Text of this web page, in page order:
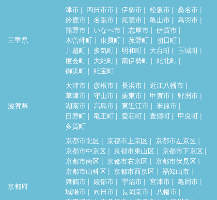
三重県
津市 四日市市 伊勢市 松阪市
桑名市
鈴鹿市
名張市 尾鷲市 亀山市
鳥羽市
熊野市
いなべ市 志摩市
伊賀市
木曽岬町
東員町 菰野町
朝日町
川越町
多気町 明和町 大台町
玉城町
度会町
大紀町 南伊勢町
紀北町
御浜町
紀宝町
滋賀県
大津市 彦根市 長浜市
近江八幡市
草津市
守山市 栗東市 甲賀市
野洲市
湖南市
高島市 東近江市
米原市
日野町
竜王町 愛荘町 豊郷町
甲良町
多賀町
京都府
京都市北区 京都市上京区
京都市左京区
京都市中京区
京都市東山区
京都市下京区
京都市南区
京都市右京区
京都市伏見区
京都市山科区
京都市西京区
福知山市
舞鶴市
綾部市 宇治市 宮津市
亀岡市
城陽市
向日市 長岡京市
八幡市